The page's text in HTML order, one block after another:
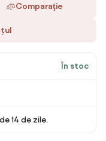
Comparaţie
În stoc
14 de zile.